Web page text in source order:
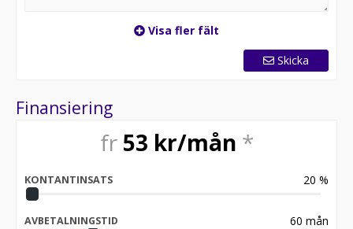
Visa fler fält
Skicka
Finansiering
fr 53 kr/mån *
KONTANTINSATS 20 %
AVBETALNINGSTID 60 mån